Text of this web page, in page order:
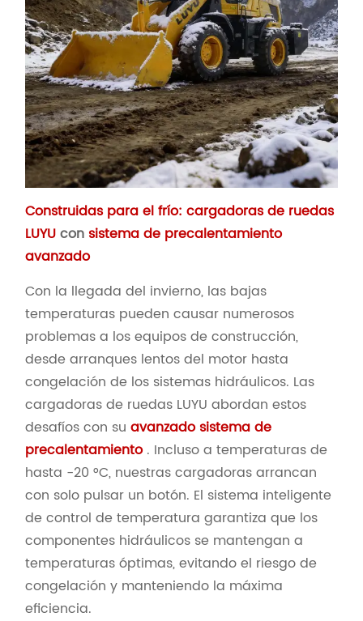
Construidas para el frío: cargadoras de ruedas
LUYUcon sistema de precalentamiento
avanzado
Con la llegada del invierno, las bajas
temperaturas pueden causar numerosos
problemas a los equipos de construcción,
desde arranques lentos del motor hasta
congelación de los sistemas hidráulicos. Las
cargadoras de ruedas LUYU abordan estos
desafíos con suavanzado sistema de
precalentamiento. Incluso a temperaturas de
hasta -20 °C, nuestras cargadoras arrancan
con solo pulsar un botón. El sistema inteligente
de control de temperatura garantiza que los
componentes hidráulicos se mantengan a
temperaturas óptimas, evitando el riesgo de
congelación y manteniendo la máxima
eficiencia.